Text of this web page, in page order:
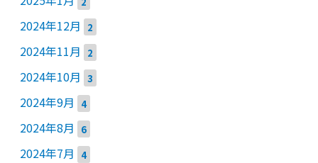
2024年12月 2
2024年11月 2
2024年10月 3
2024年9月 4
2024年8月 6
2024年7月 4